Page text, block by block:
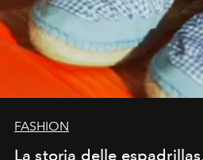
FASHION
La storia delle